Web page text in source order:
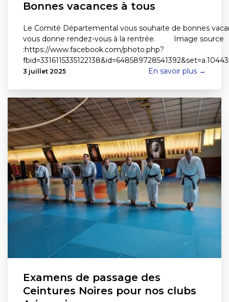
Bonnes vacances à tous
Le Comité Départemental vous souhaite de bonnes
vous donne rendez-vous à la rentrée. Image source
:https://www.facebook.com/photo.php?
3 juillet 2025 En savoir plus →
Examens de passage des
Ceintures Noires pour nos clubs